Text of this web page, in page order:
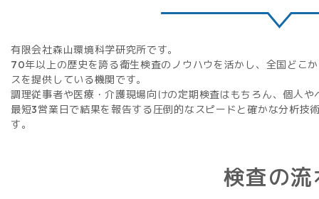
有限会社森山環境科学研究所です。
70年以上の歴史を誇る衛生検査のノウハウを活かし、全国どこ
スを提供している機関です。
調理従事者や医療・介護現場向けの定期検査はもちろん、個人
最短3営業日で結果を報告する圧倒的なスピードと確かな分析技
す。
検査の流